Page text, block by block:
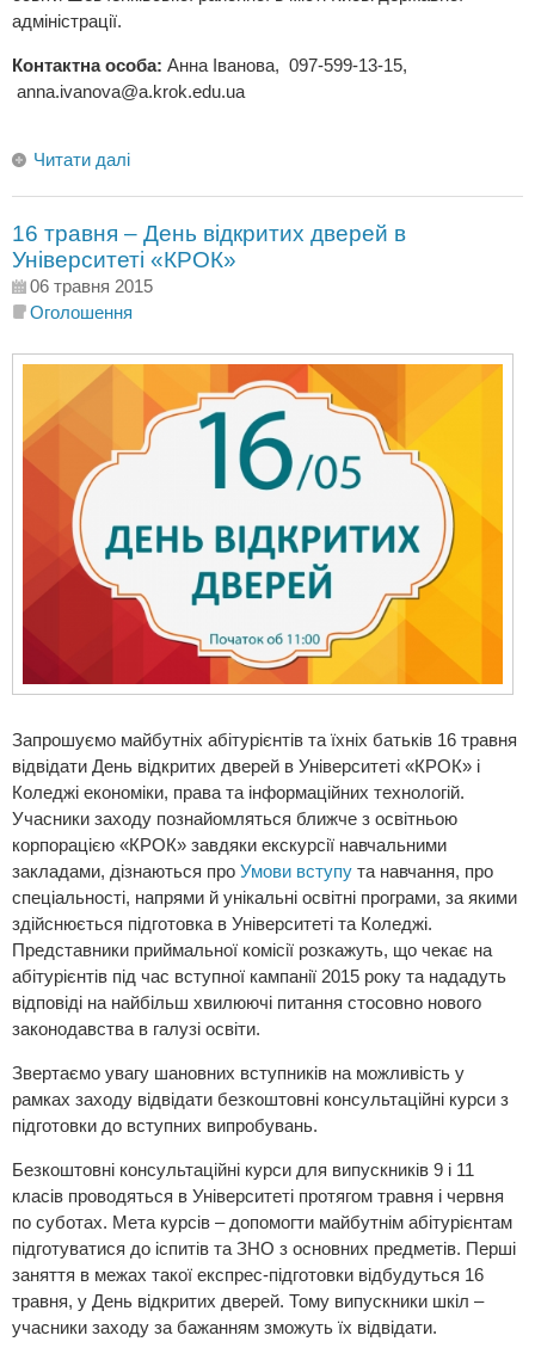
адміністрації.
Контактна особа: Анна Іванова, 097-599-13-15,
anna.ivanova@a.krok.edu.ua
Читати далі
16 травня – День відкритих дверей в
Університеті «КРОК»
06 травня 2015
Оголошення
Запрошуємо майбутніх абітурієнтів та їхніх батьків 16 травня
відвідати День відкритих дверей в Університеті «КРОК» і
Коледжі економіки, права та інформаційних технологій.
Учасники заходу познайомляться ближче з освітньою
корпорацією «КРОК» завдяки екскурсії навчальними
закладами, дізнаються про Умови вступу та навчання, про
спеціальності, напрями й унікальні освітні програми, за якими
здійснюється підготовка в Університеті та Коледжі.
Представники приймальної комісії розкажуть, що чекає на
абітурієнтів під час вступної кампанії 2015 року та нададуть
відповіді на найбільш хвилюючі питання стосовно нового
законодавства в галузі освіти.
Звертаємо увагу шановних вступників на можливість у
рамках заходу відвідати безкоштовні консультаційні курси з
підготовки до вступних випробувань.
Безкоштовні консультаційні курси для випускників 9 і 11
класів проводяться в Університеті протягом травня і червня
по суботах. Мета курсів – допомогти майбутнім абітурієнтам
підготуватися до іспитів та ЗНО з основних предметів. Перші
заняття в межах такої експрес-підготовки відбудуться 16
травня, у День відкритих дверей. Тому випускники шкіл –
учасники заходу за бажанням зможуть їх відвідати.